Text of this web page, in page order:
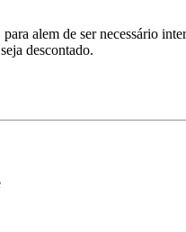
alem de ser necessário
descontado.